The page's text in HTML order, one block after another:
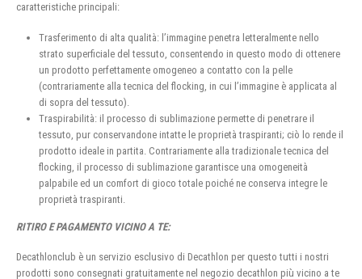
caratteristiche principali:
Trasferimento di alta qualità: l’immagine penetra letteralmente nello
strato superficiale del tessuto, consentendo in questo modo di ottenere
un prodotto perfettamente omogeneo a contatto con la pelle
(contrariamente alla tecnica del flocking, in cui l’immagine è applicata al
di sopra del tessuto).
Traspirabilità: il processo di sublimazione permette di penetrare il
tessuto, pur conservandone intatte le proprietà traspiranti; ciò lo rende il
prodotto ideale in partita. Contrariamente alla tradizionale tecnica del
flocking, il processo di sublimazione garantisce una omogeneità
palpabile ed un comfort di gioco totale poiché ne conserva integre le
proprietà traspiranti.
RITIRO E PAGAMENTO VICINO A TE:
Decathlonclub è un servizio esclusivo di Decathlon per questo tutti i nostri
prodotti sono consegnati gratuitamente nel negozio decathlon più vicino a te